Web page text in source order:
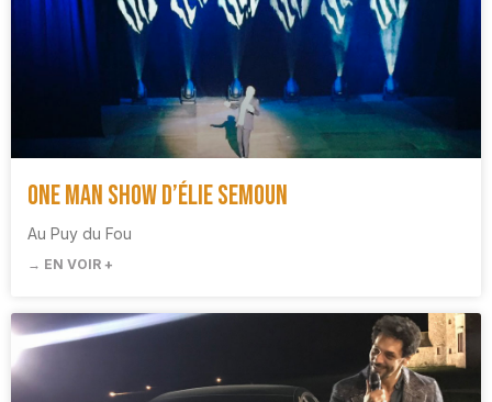
One man show d’Élie Semoun
Au Puy du Fou
→ EN VOIR +